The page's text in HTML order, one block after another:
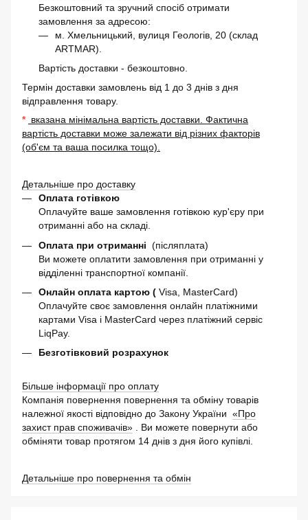
Безкоштовний та зручний спосіб отримати
замовлення за адресою:
м. Хмельницький, вулиця Геологів, 20 (склад
ARTMAR).
Вартість доставки - безкоштовно.
Термін доставки замовлень від 1 до 3 днів з дня
відправлення товару.
* вказана мінімальна вартість доставки. Фактична
вартість доставки може залежати від різних факторів
(об'єм та ваша посилка тощо).
Детальніше про доставку
Оплата готівкою
Оплачуйте ваше замовлення готівкою кур'єру при
отриманні або на складі.
Оплата при отриманні (післяплата)
Ви можете оплатити замовлення при отриманні у
відділенні транспортної компанії.
Онлайн оплата картою ( Visa, MasterCard)
Оплачуйте своє замовлення онлайн платіжними
картами Visa і MasterCard через платіжний сервіс
LiqPay.
Безготівковий розрахунок
Більше інформації про оплату
Компанія повернення повернення та обміну товарів
належної якості відповідно до Закону України «Про
захист прав споживачів» . Ви можете повернути або
обміняти товар протягом 14 днів з дня його купівлі.
Детальніше про повернення та обмін